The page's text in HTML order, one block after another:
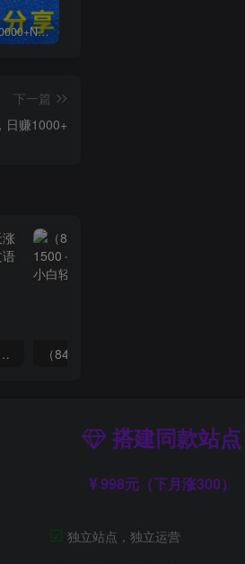
白菜价解锁20000+N个赚钱机会，加入无畏轻创会员，全站资源免费学习。
下一篇
日赚1000+
（7814期）抖音新赛道，3天涨粉1W+，变现多样，giao哥英文语录
搭建同款站点
998元（下月涨300）
☑ 独立站点，独立运营